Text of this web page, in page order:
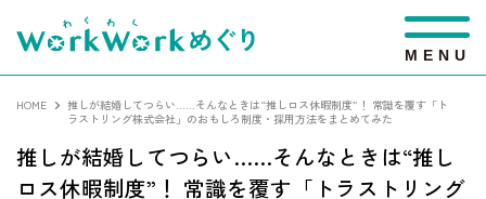
M E N U
HOME
推しが結婚してつらい……そんなときは“推しロス休暇制度”！ 常識を覆す「ト
ラストリング株式会社」のおもしろ制度・採用方法をまとめてみた
推しが結婚してつらい……そんなときは“推し
ロス休暇制度”！ 常識を覆す「トラストリング